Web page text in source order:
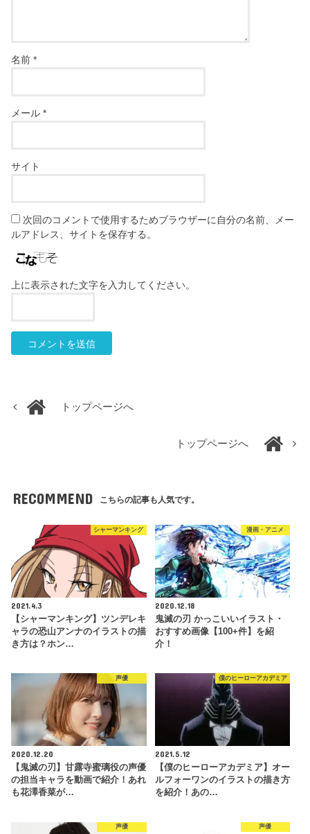
名前*
メール*
サイト
次回のコメントで使用するためブラウザーに自分の名前、メー
ルアドレス、サイトを保存する。
上に表示された文字を入力してください。
トップページへ
トップページへ
RECOMMEND こちらの記事も人気です。
シャーマンキング
2021.4.3
【シャーマンキング】ツンデレキ
ャラの恐山アンナのイラストの描
き方は？ホン…
漫画・アニメ
2020.12.18
鬼滅の刃 かっこいいイラスト・
おすすめ画像【100+件】を紹
介！
声優
2020.12.20
【鬼滅の刃】甘露寺蜜璃役の声優
の担当キャラを動画で紹介！あれ
も花澤香菜が…
僕のヒーローアカデミア
2021.5.12
【僕のヒーローアカデミア】オー
ルフォーワンのイラストの描き方
を紹介！あの…
声優 声優